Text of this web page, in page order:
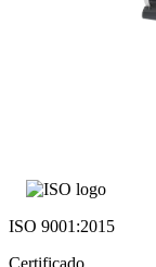
ISO 9001:2015
Certificado